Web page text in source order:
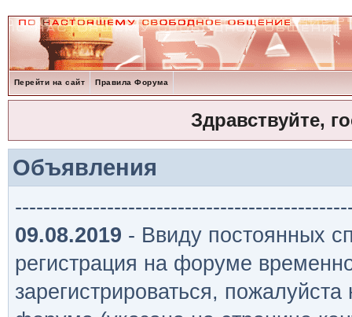
Перейти на сайт Правила Форума
Здравствуйте,
Объявления
09.08.2019 - Ввиду постоянных
регистрация на форуме
зарегистрироваться,